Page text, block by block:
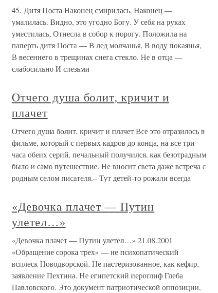
45. Дитя Поста Наконец смирилась, Наконец —
умалилась. Видно, это угодно Богу. У себя на руках
уместилась, Отнесла в собор к порогу. Положила на
паперть дитя Поста — В лед молчанья, В воду покаянья,
В весеннего в трещинах снега стекло. Не в отца —
слабосильно И слезьми
Отчего душа болит, кричит и
плачет
Отчего душа болит, кричит и плачет Все это отразилось в
фильме, который с первых кадров до конца, на все три
часа обеих серий, печальный получился, как безотрадным
было и само путешествие. Не вносит света даже встреча с
родным селом писателя.– Тут детей-то рожали всегда
«Девочка плачет — Путин
улетел…»
«Девочка плачет — Путин улетел…» 21.08.2001
«Обращение сорока трех» — не психопатический
всплеск Новодворской. Не пастеризованное, как кефир,
заявление Пехтина. Не египетский иероглиф Глеба
Павловского. Это документ патриотической оппозиции,